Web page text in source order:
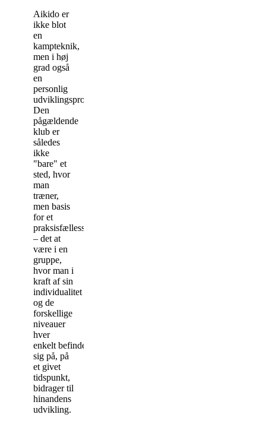
Aikido er
ikke blot
en
kampteknik,
men i høj
grad også
en
personlig
udviklingsproces.
Den
pågældende
klub er
således
ikke
"bare" et
sted, hvor
man
træner,
men basis
for et
praksisfællesskab
– det at
være i en
gruppe,
hvor man i
kraft af sin
individualitet
og de
forskellige
niveauer
hver
enkelt befinder
sig på, på
et givet
tidspunkt,
bidrager til
hinandens
udvikling.